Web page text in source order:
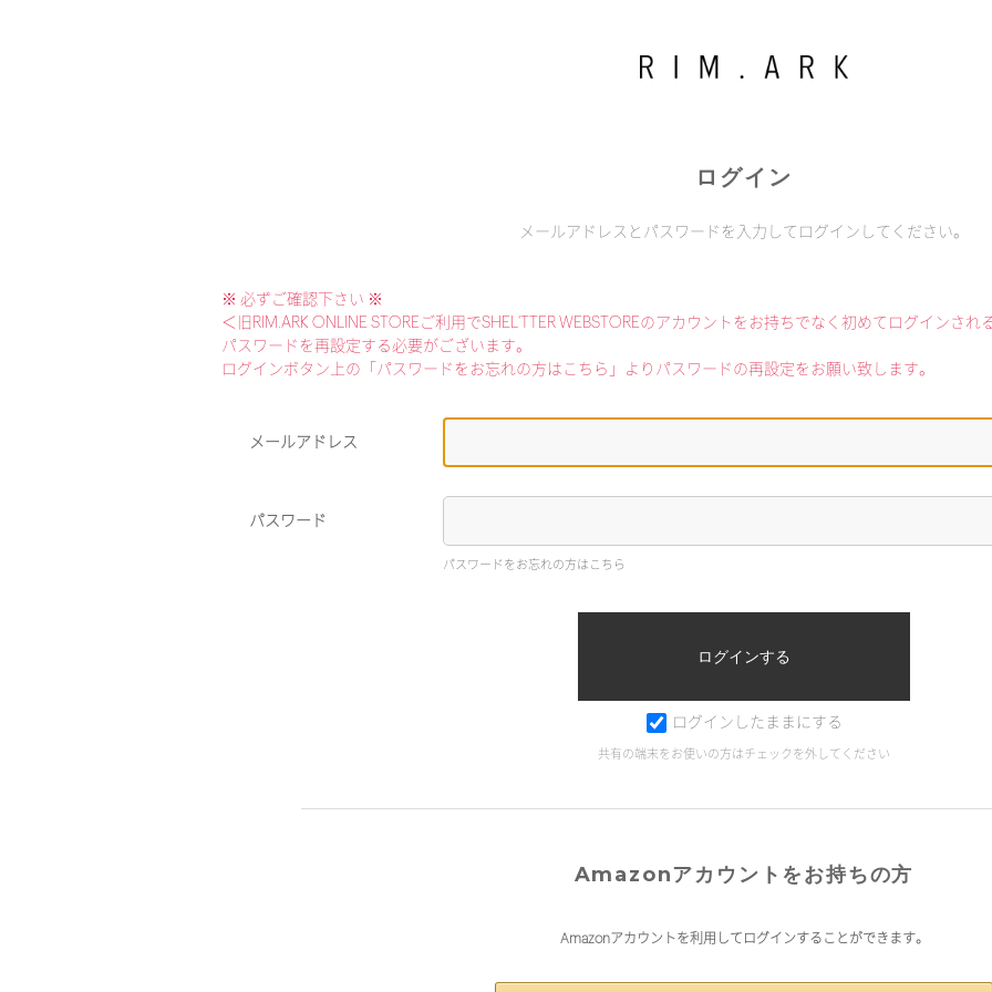
ログイン
メールアドレスとパスワードを入力してログインしてください。
※ 必ずご確認下さい ※
＜旧RIM.ARK ONLINE STOREご利用でSHEL'TTER WEBSTOREのアカウントをお持ちでなく初めてログインされ
パスワードを再設定する必要がございます。
ログインボタン上の「パスワードをお忘れの方はこちら」よりパスワードの再設定をお願い致します。
メールアドレス
パスワード
パスワードをお忘れの方はこちら
ログインしたままにする
共有の端末をお使いの方はチェックを外してください
Amazonアカウントをお持ちの方
Amazonアカウントを利用してログインすることができます。